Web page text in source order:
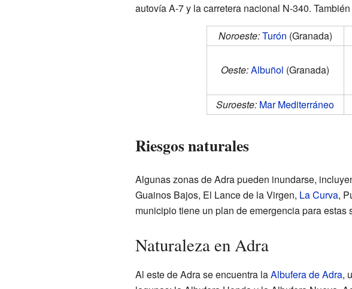
autovía A-7 y la carretera nacional N-340.
Noroeste:Turón (Granada)
Oeste:Albuñol (Granada)
Suroeste: Mar Mediterráneo
Riesgos naturales
Algunas zonas de Adra pueden inundarse,
Guainos Bajos, El Lance de la Virgen, La Curva,
municipio tiene un plan de emergencia para estas
Naturaleza en Adra
Al este de Adra se encuentra laAlbufera de Adra,